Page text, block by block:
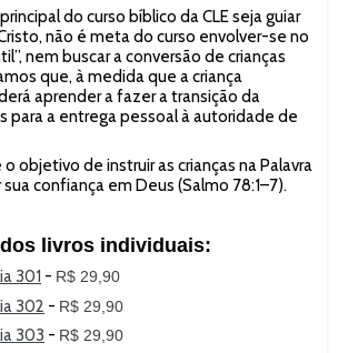
do curso bíblico da CLE seja guiar
não é meta do curso envolver-se no
nem buscar a conversão de crianças
que, à medida que a criança
aprender a fazer a transição da
para a entrega pessoal à autoridade de
objetivo de instruir as crianças na Palavra
confiança em Deus (Salmo 78:1–7).
livros individuais:
301 - R$ 29,90
302 - R$ 29,90
303 - R$ 29,90